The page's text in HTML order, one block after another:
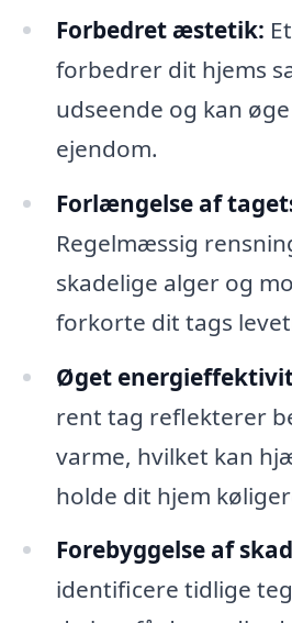
Forbedret æstetik:
forbedrer dit hjems
udseende og kan
ejendom.
Forlængelse af
Regelmæssig
skadelige alger og
forkorte dit tags
Øget
rent tag reflekterer
varme, hvilket kan
holde dit hjem
Forebyggelse af
identificere tidlige